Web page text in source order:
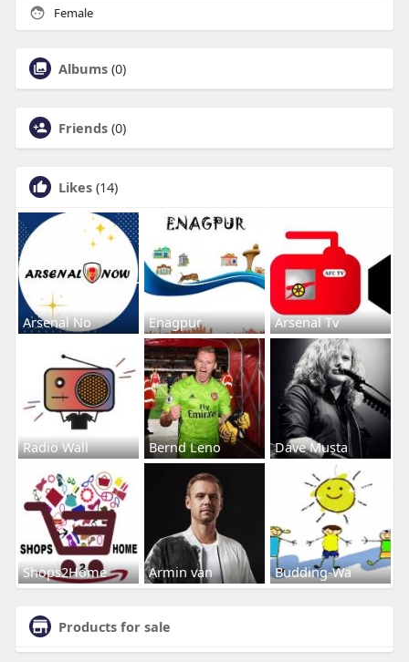
Female
Albums (0)
Friends (0)
Likes (14)
Arsenal No Enagpur Arsenal Tv
Radio Wall Bernd Leno Dave Musta
Shops2Home Armin van Budding-Wa
Products for sale